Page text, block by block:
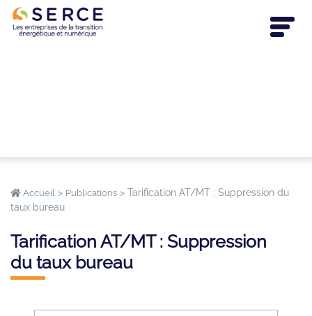
Accueil > Publications > Tarification AT/MT : Suppression du
taux bureau
Tarification AT/MT : Suppression
du taux bureau